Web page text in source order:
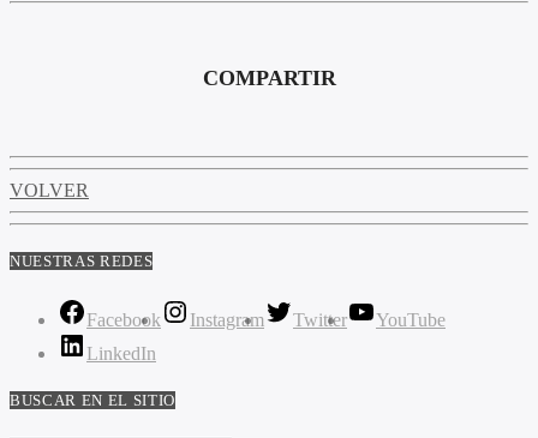
COMPARTIR
VOLVER
NUESTRAS REDES
Facebook Instagram Twitter
YouTube
LinkedIn
BUSCAR EN EL SITIO